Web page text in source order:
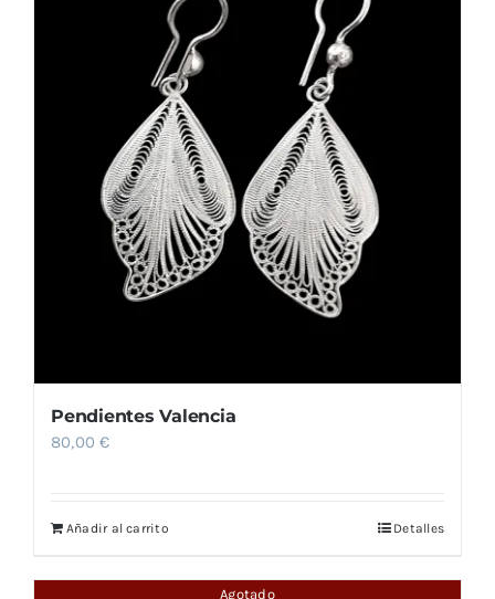
Pendientes Valencia
80,00€
Añadir al carrito Detalles
Agotado